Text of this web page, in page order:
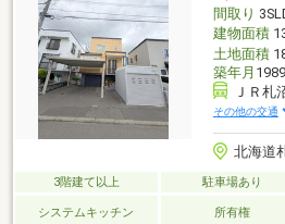
間取り
建物面積
土地面積
築年月
ＪＲ札
その他の交通
北海道
3階建て以上 駐車場あり
システムキッチン 所有権